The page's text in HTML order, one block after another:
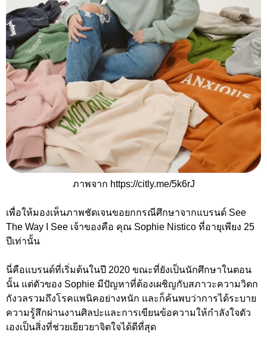
ภาพจาก https://citly.me/5k6rJ
เพื่อให้มองเห็นภาพชัดเจนขอยกกรณีศึกษาจากแบรนด์ See
The Way I See เจ้าของคือ คุณ Sophie Nistico ที่อายุเพียง 25
ปีเท่านั้น
นี่คือแบรนด์ที่เริ่มต้นในปี 2020 ขณะที่ยังเป็นนักศึกษาในตอน
นั้น แต่ตัวของ Sophie มีปัญหาที่ต้องเผชิญกับสภาวะความวิตก
กังวลรวมถึงโรคแพนิคอย่างหนัก และก็ค้นพบว่าการได้ระบาย
ความรู้สึกผ่านงานศิลปะและการเขียนข้อความให้กำลังใจตัว
เองเป็นสิ่งที่ช่วยเยียวยาจิตใจได้ดีที่สุด